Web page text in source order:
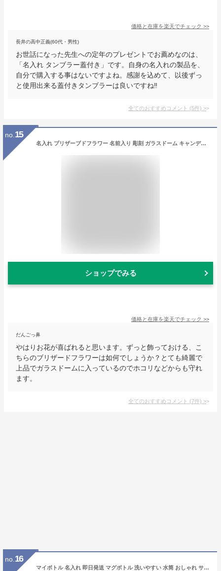
価格と在庫を楽天でチェック >>
長井の高中正義(60代・男性)
お世話になった先生への定年のプレゼントでお薦めなのは、
「名入れ タンブラー蓋付き」です。自身の名入れの製品を、
自分で購入する事はないですよね。感謝を込めて、以後ずっ
と使用出来る蓋付きタンブラーは良いですね‼️
全てのおすすめコメント (5件) >
no. 15
名入れ プリザーブドフラワー 名前入り 彫刻 ガラスドーム キャンディポット ギフト プリザーブド フラワー 退職祝い お返し 誕生日 女性 記念日 プレゼント 贈り物 お祝い 結婚祝い 花 おしゃれ 女性 電報 結婚記念日 還暦祝い 還暦 喜寿 古希 米寿 退職祝い バラ 送料無料
ショップでみる
価格と在庫を楽天でチェック >>
だんごっ鼻
やはりお花が喜ばれると思います。ずっと飾っておける、こ
ちらのブリザードフラワーは如何でしょうか？とても綺麗で
上品でガラスドームに入っているのでホコリなどからも守れ
ます。
全てのおすすめコメント (7件) >
no. 16
マイボトル 名入れ 即日発送 マグボトル 洗いやすい 水筒 おしゃれ サーモ ステンレス サーモ ステンレスボトル 魔法瓶 女子 ギフト 実用的 プレゼント 送料無料 ペアギフト 軽量 真空断熱 保温保冷 名前入り コーヒー 330ml 男性 女性 入学祝い 就職祝い クリスマス